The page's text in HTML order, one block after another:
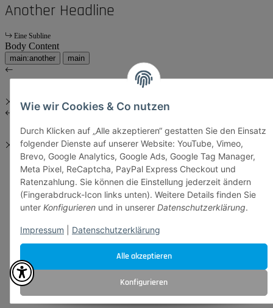
Alle akzeptieren
Konfigurieren
Wie wir Cookies & Co nutzen
Durch Klicken auf „Alle akzeptieren“ gestatten Sie den Einsatz
folgender Dienste auf unserer Website: YouTube, Vimeo,
Brevo, Google Analytics, Google Ads, Google Tag Manager,
Meta Pixel, ReCaptcha, PayPal Express Checkout und
Ratenzahlung. Sie können die Einstellung jederzeit ändern
(Fingerabdruck-Icon links unten). Weitere Details finden Sie
unter Konfigurieren und in unserer Datenschutzerklärung.
Impressum Datenschutzerklärung
Another Headline
Eine Subline
Body Content
main:another main